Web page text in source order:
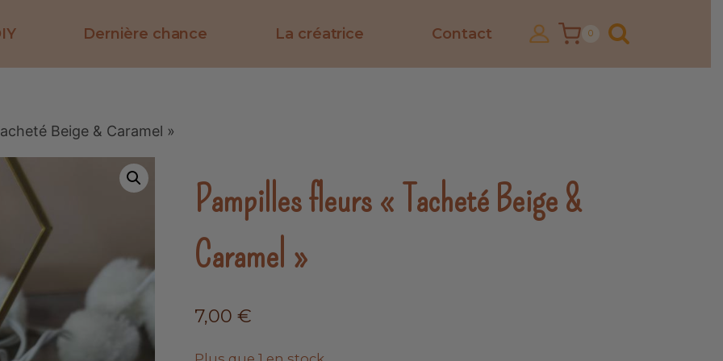
Dernière chance La créatrice Contact 0
Beige & Caramel »
Pampilles fleurs « Tacheté Beige &
Caramel »
7,00€